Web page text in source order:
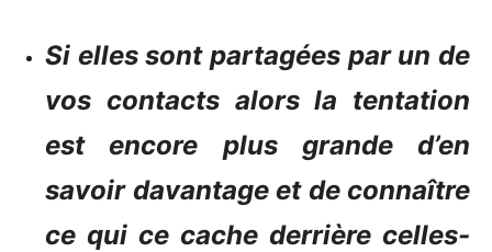
Si elles sont partagées par un de
vos contacts alors la tentation
est encore plus grande d’en
savoir davantage et de connaître
ce qui ce cache derrière celles-